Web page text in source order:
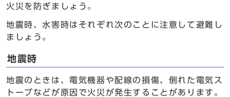
火災を防ぎましょう。
地震時、水害時はそれぞれ次のことに注意して避難し
ましょう。
地震時
地震のときは、電気機器や配線の損傷、倒れた電気ス
トーブなどが原因で火災が発生することがあります。